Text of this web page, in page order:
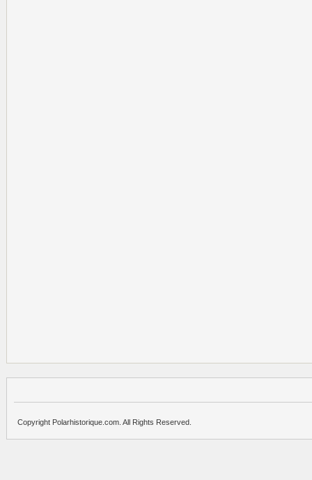
Copyright Polarhistorique.com. All Rights Reserved.